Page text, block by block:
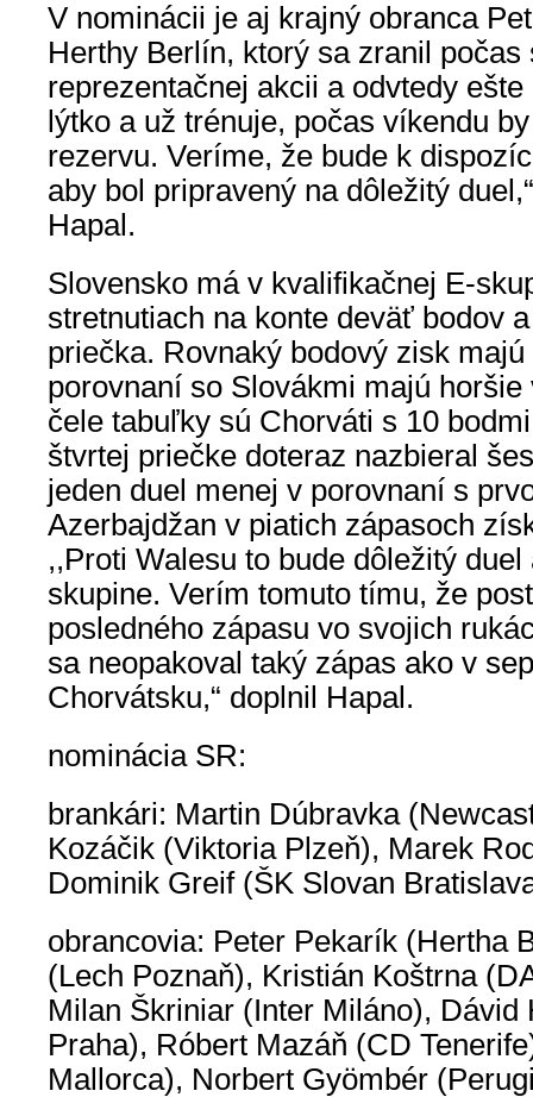
V nominácii je aj krajný obranca
Herthy Berlín, ktorý sa zranil počas
reprezentačnej akcii a odvtedy
lýtko a už trénuje, počas víkendu
rezervu. Veríme, že bude k
aby bol pripravený na dôležitý
Hapal.
Slovensko má v kvalifikačnej E-
stretnutiach na konte deväť bodov
priečka. Rovnaký bodový zisk
porovnaní so Slovákmi majú
čele tabuľky sú Chorváti s 10
štvrtej priečke doteraz nazbieral
jeden duel menej v porovnaní s
Azerbajdžan v piatich zápasoch
,,Proti Walesu to bude dôležitý
skupine. Verím tomuto tímu, že
posledného zápasu vo svojich
sa neopakoval taký zápas ako v
Chorvátsku,“ doplnil Hapal.
nominácia SR:
brankári: Martin Dúbravka
Kozáčik (Viktoria Plzeň), Marek
Dominik Greif (ŠK Slovan
obrancovia: Peter Pekarík (Hertha
(Lech Poznaň), Kristián Koštrna
Milan Škriniar (Inter Miláno), Dávid
Praha), Róbert Mazáň (CD
Mallorca), Norbert Gyömbér